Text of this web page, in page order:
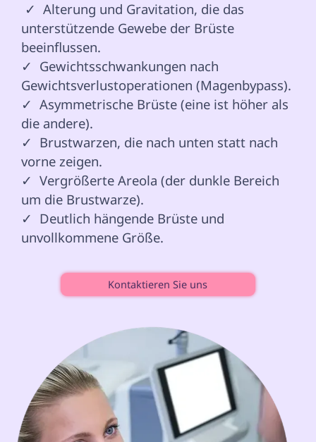
unterstützende Gewebe der Brüste
beeinflussen.
✓  Gewichtsschwankungen nach
Gewichtsverlustoperationen (Magenbypass).
✓  Asymmetrische Brüste (eine ist höher als
die andere).
✓  Brustwarzen, die nach unten statt nach
vorne zeigen.
✓  Vergrößerte Areola (der dunkle Bereich
um die Brustwarze).
✓  Deutlich hängende Brüste und
unvollkommene Größe.
Kontaktieren Sie uns